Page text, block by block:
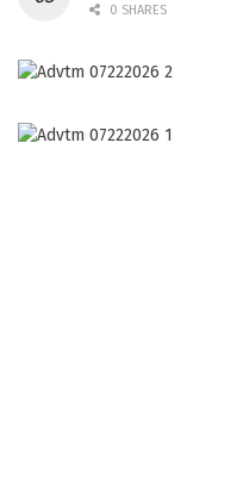
0 SHARES